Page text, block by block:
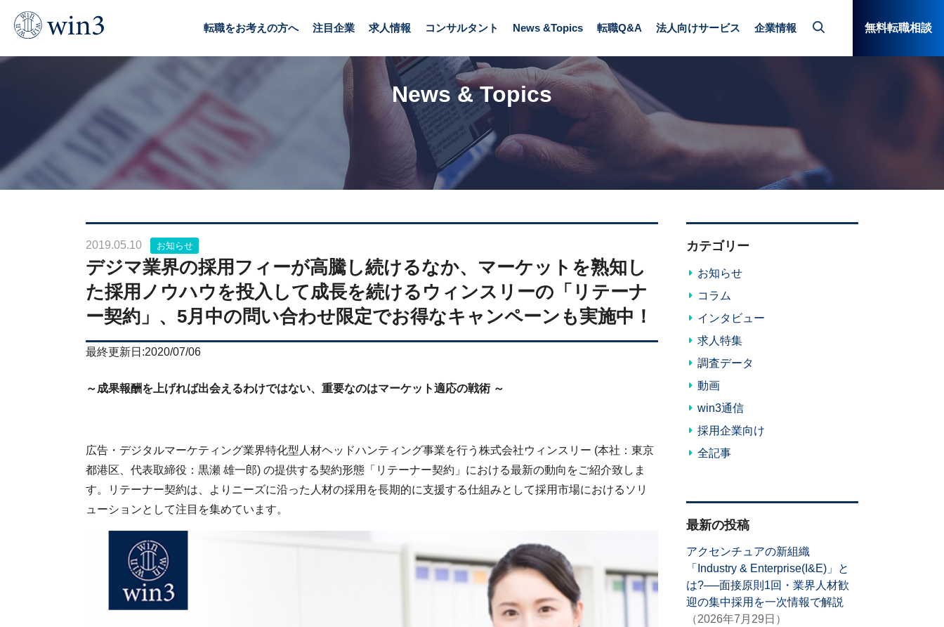
転職をお考えの方へ 注目企業 求人情報 コンサルタント News &Topics 転職Q&A 法人向けサービス 企業情報 無料転職相談
News & Topics
2019.05.10 お知らせ
デジマ業界の採用フィーが高騰し続けるなか、マーケットを熟知し
た採用ノウハウを投入して成長を続けるウィンスリーの「リテーナ
ー契約」、5月中の問い合わせ限定でお得なキャンペーンも実施中！
最終更新日:2020/07/06
～成果報酬を上げれば出会えるわけではない、重要なのはマーケット適応の戦術 ～
広告・デジタルマーケティング業界特化型人材ヘッドハンティング事業を行う株式会社ウィンスリー (本社：東京
都港区、代表取締役：黒瀬 雄一郎) の提供する契約形態「リテーナー契約」における最新の動向をご紹介致しま
す。リテーナー契約は、よりニーズに沿った人材の採用を長期的に支援する仕組みとして採用市場におけるソリ
ューションとして注目を集めています。
カテゴリー
お知らせ
コラム
インタビュー
求人特集
調査データ
動画
win3通信
採用企業向け
全記事
最新の投稿
アクセンチュアの新組織
「Industry & Enterprise(I&E)」と
は?──面接原則1回・業界人材歓
迎の集中採用を一次情報で解説
（2026年7月29日）